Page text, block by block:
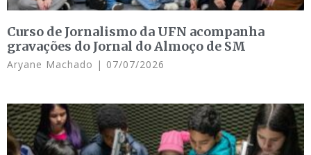
Curso de Jornalismo da UFN acompanha
gravações do Jornal do Almoço de SM
Aryane Machado 07/07/2026